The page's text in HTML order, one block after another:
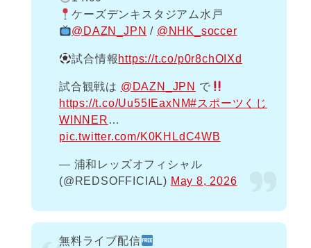
ケーズデンキスタジアム水戸
@DAZN_JPN / @NHK_soccer
試合情報 https://t.co/p0r8chOIXd
試合観戦は @DAZN_JPN で
https://t.co/Uu55IEaxNM#スポーツくじ
WINNER …
pic.twitter.com/K0KHLdC4WB
— 浦和レッズオフィシャル
(@REDSOFFICIAL) May 8, 2026
無料ライブ配信